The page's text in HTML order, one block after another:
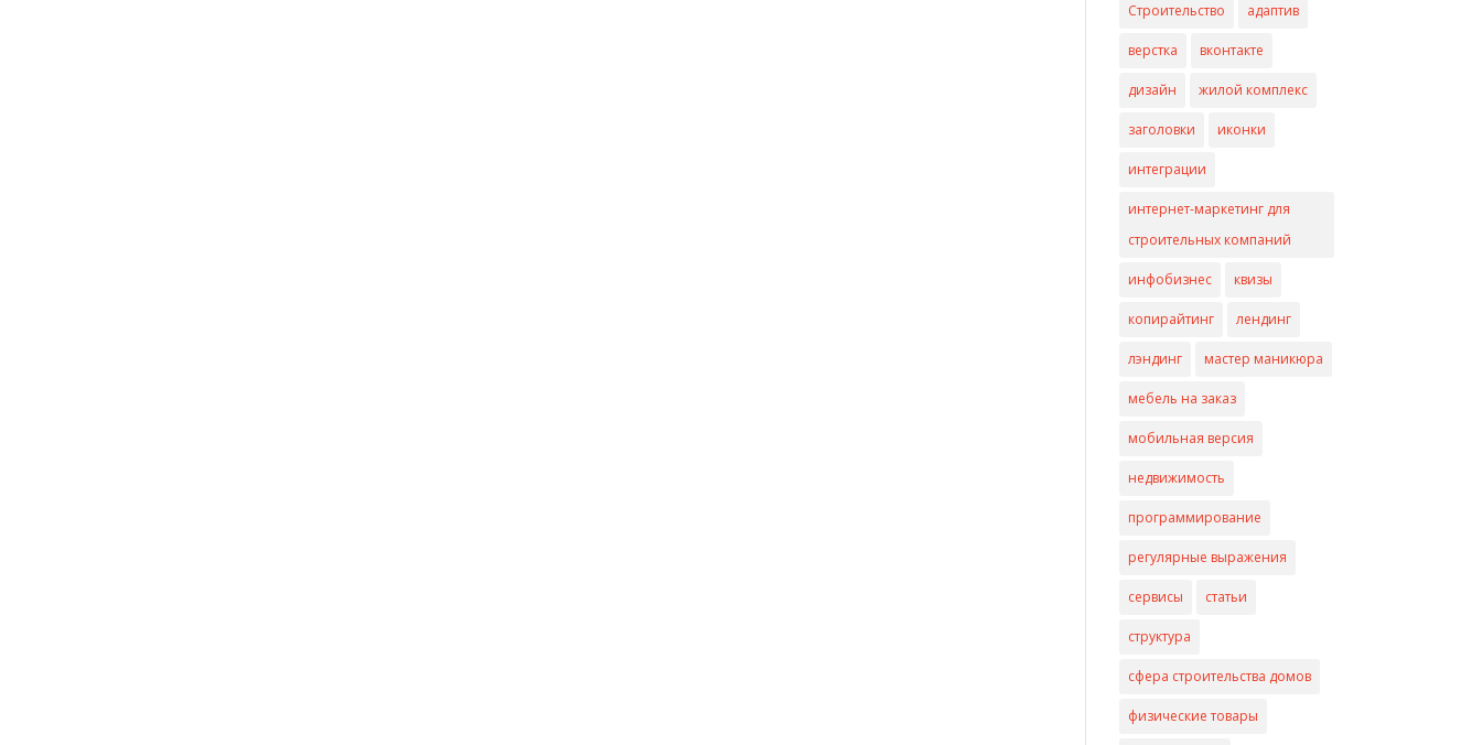
Строительство адаптив
верстка вконтакте
дизайн жилой комплекс
заголовки иконки
интеграции
интернет-маркетинг для
строительных компаний
инфобизнес квизы
копирайтинг лендинг
лэндинг мастер маникюра
мебель на заказ
мобильная версия
недвижимость
программирование
регулярные выражения
сервисы статьи
структура
сфера строительства домов
физические товары